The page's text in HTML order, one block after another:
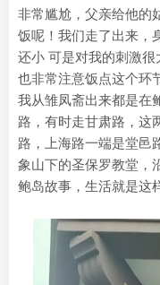
非常尴尬，父亲给他的
饭呢！我们走了出来，
还小 可是对我的刺激
也非常注意饭点这个环
我从雏凤斋出来都是在
路，有时走甘肃路，这
路，上海路一端是堂邑
象山下的圣保罗教堂，
鲍岛故事，生活就是这